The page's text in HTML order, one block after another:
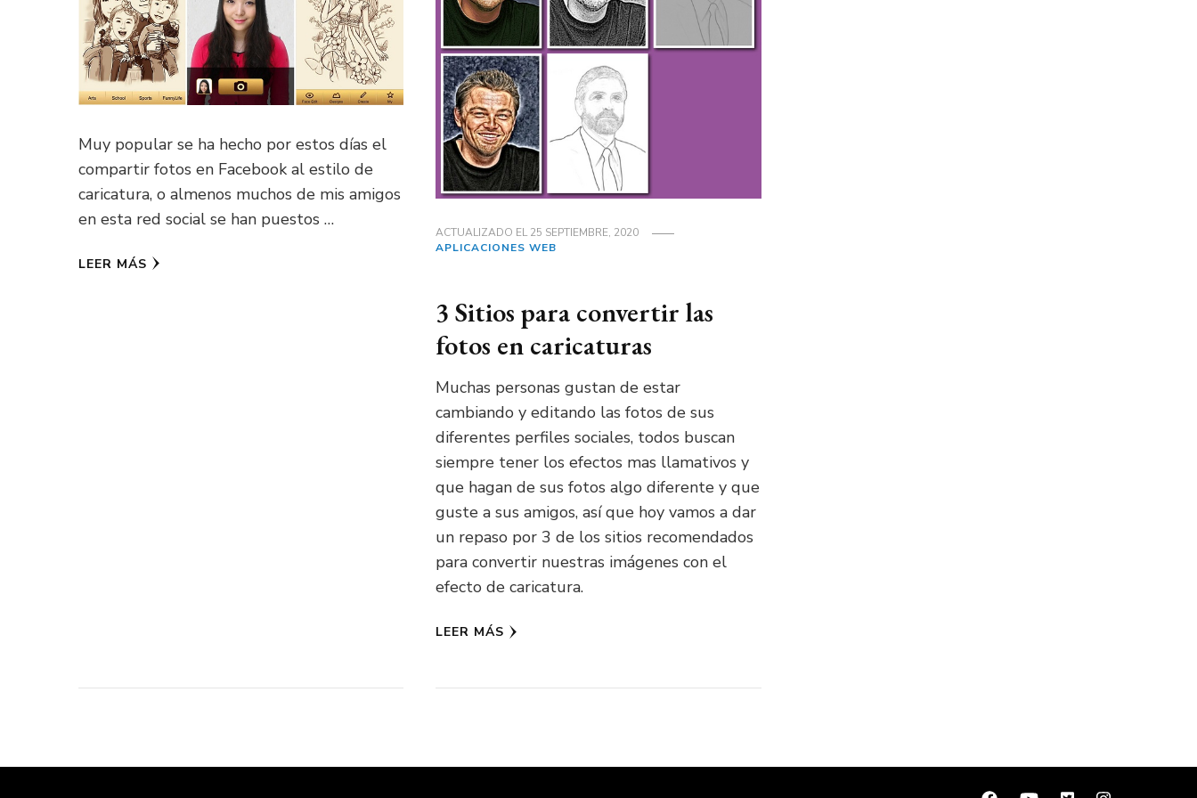
Muy popular se ha hecho por estos días el
compartir fotos en Facebook al estilo de
caricatura, o almenos muchos de mis amigos
en esta red social se han puestos …
LEER MÁS
ACTUALIZADO EL25 SEPTIEMBRE, 2020
APLICACIONES WEB
3 Sitios para convertir las
fotos en caricaturas
Muchas personas gustan de estar
cambiando y editando las fotos de sus
diferentes perfiles sociales, todos buscan
siempre tener los efectos mas llamativos y
que hagan de sus fotos algo diferente y que
guste a sus amigos, así que hoy vamos a dar
un repaso por 3 de los sitios recomendados
para convertir nuestras imágenes con el
efecto de caricatura.
LEER MÁS